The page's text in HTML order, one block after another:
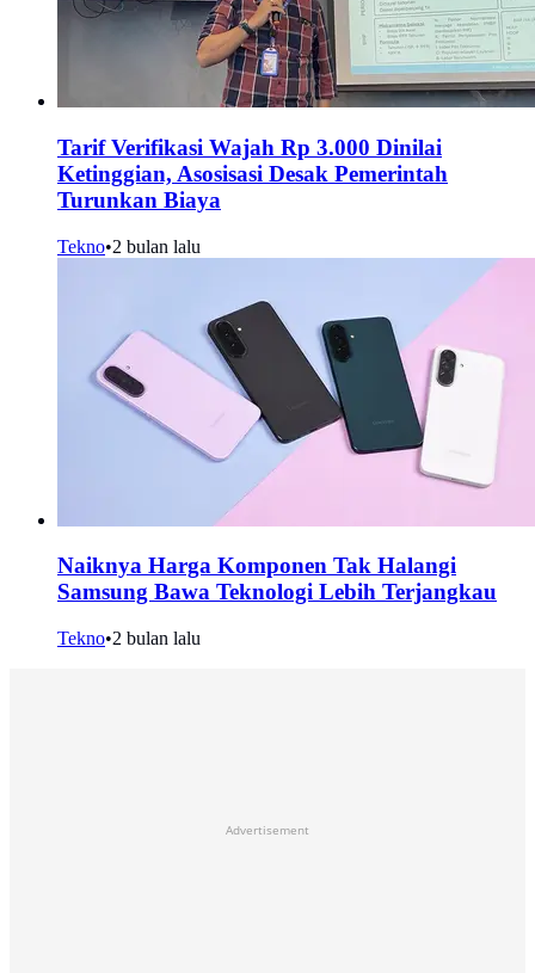
Tarif Verifikasi Wajah Rp 3.000 Dinilai
Ketinggian, Asosisasi Desak Pemerintah
Turunkan Biaya
Tekno•2 bulan lalu
Naiknya Harga Komponen Tak Halangi
Samsung Bawa Teknologi Lebih Terjangkau
Tekno•2 bulan lalu
Advertisement